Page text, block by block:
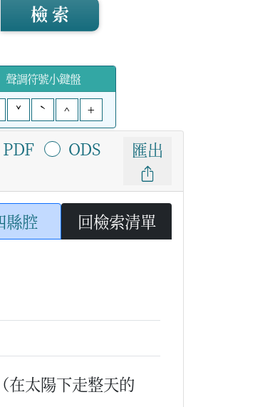
檢 索
聲調符號小鍵盤
ˇ ˋ ^ +
PDF ODS 匯出
縣腔 回檢索清單
（在太陽下走整天的